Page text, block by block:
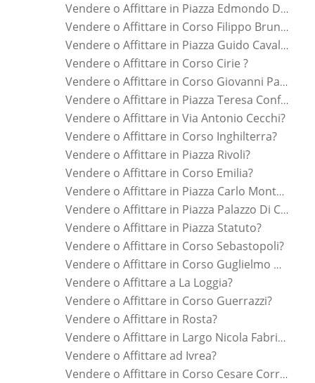
Vendere o Affittare in Piazza Edmondo De Amicis?
Vendere o Affittare in Corso Filippo Brunelleschi?
Vendere o Affittare in Piazza Guido Cavalcanti?
Vendere o Affittare in Corso Cirie ?
Vendere o Affittare in Corso Giovanni Pascoli?
Vendere o Affittare in Piazza Teresa Confalonieri?
Vendere o Affittare in Via Antonio Cecchi?
Vendere o Affittare in Corso Inghilterra?
Vendere o Affittare in Piazza Rivoli?
Vendere o Affittare in Corso Emilia?
Vendere o Affittare in Piazza Carlo Montanari?
Vendere o Affittare in Piazza Palazzo Di Citta ?
Vendere o Affittare in Piazza Statuto?
Vendere o Affittare in Corso Sebastopoli?
Vendere o Affittare in Corso Guglielmo Marconi?
Vendere o Affittare a La Loggia?
Vendere o Affittare in Corso Guerrazzi?
Vendere o Affittare in Rosta?
Vendere o Affittare in Largo Nicola Fabrizi?
Vendere o Affittare ad Ivrea?
Vendere o Affittare in Corso Cesare Correnti?